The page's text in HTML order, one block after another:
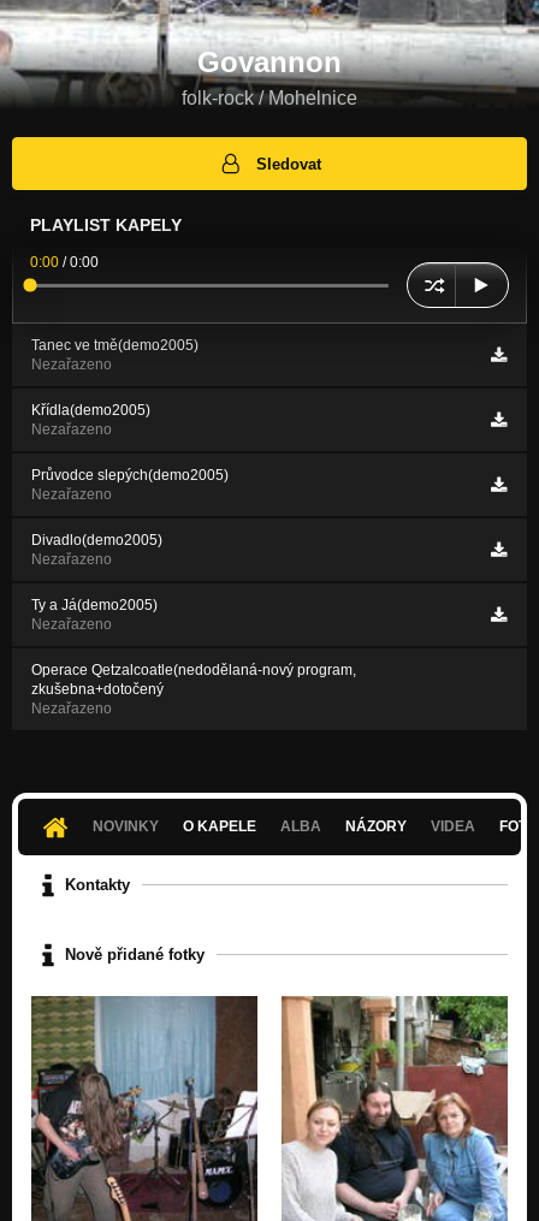
Govannon
folk-rock / Mohelnice
Sledovat
PLAYLIST KAPELY
0:00 /0:00
Tanec ve tmě(demo2005)
Nezařazeno
Křídla(demo2005)
Nezařazeno
Průvodce slepých(demo2005)
Nezařazeno
Divadlo(demo2005)
Nezařazeno
Ty a Já(demo2005)
Nezařazeno
Operace Qetzalcoatle(nedodělaná-nový program,
zkušebna+dotočený
Nezařazeno
NOVINKY O KAPELE ALBA NÁZORY VIDEA
Kontakty
Nově přidané fotky